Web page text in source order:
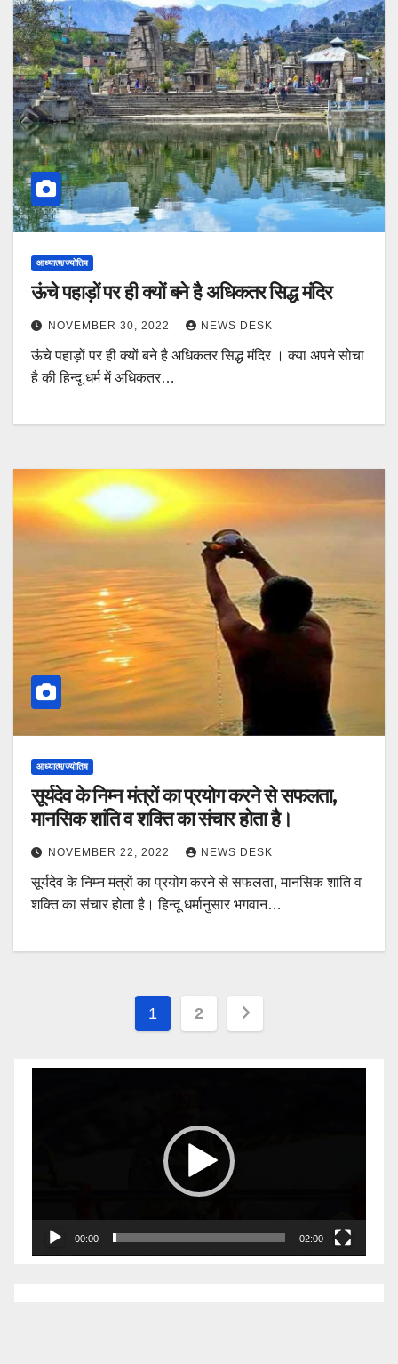
आध्यात्म/ज्योतिष
ऊंचे पहाड़ों पर ही क्यों बने है अधिकतर सिद्ध मंदिर
NOVEMBER 30, 2022 NEWS DESK
ऊंचे पहाड़ों पर ही क्यों बने है अधिकतर सिद्ध मंदिर । क्या अपने सोचा
है की हिन्दू धर्म में अधिकतर…
आध्यात्म/ज्योतिष
सूर्यदेव के निम्न मंत्रों का प्रयोग करने से सफलता,
मानसिक शांति व शक्ति का संचार होता है।
NOVEMBER 22, 2022 NEWS DESK
सूर्यदेव के निम्न मंत्रों का प्रयोग करने से सफलता, मानसिक शांति व
शक्ति का संचार होता है। हिन्दू धर्मानुसार भगवान…
Posts
1 2
00:00 02:00